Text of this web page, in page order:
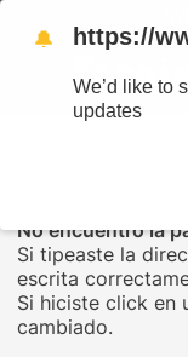
No encuentro la
Si tipeaste la
escrita
Si hiciste click en
cambiado.
🔔 https://
We’d like to
updates